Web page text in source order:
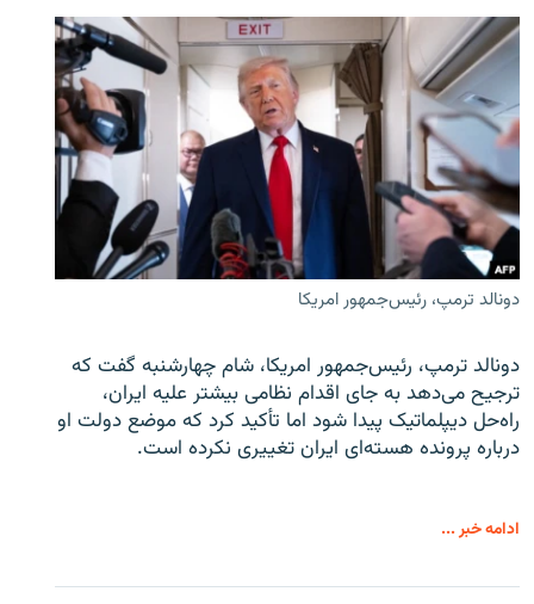
دونالد ترمپ، رئیس‌جمهور امریکا
دونالد ترمپ، رئیس‌جمهور امریکا، شام چهارشنبه گفت که
ترجیح می‌دهد به جای اقدام نظامی بیشتر علیه ایران،
راه‌حل دیپلماتیک پیدا شود اما تأکید کرد که موضع دولت او
درباره پرونده هسته‌ای ایران تغییری نکرده است.
ادامه خبر ...